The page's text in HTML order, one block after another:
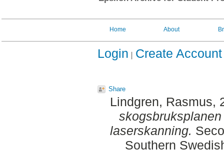
Home About
Login Create Account
Share
Lindgren, Rasmus,
laserskanning.
Southern